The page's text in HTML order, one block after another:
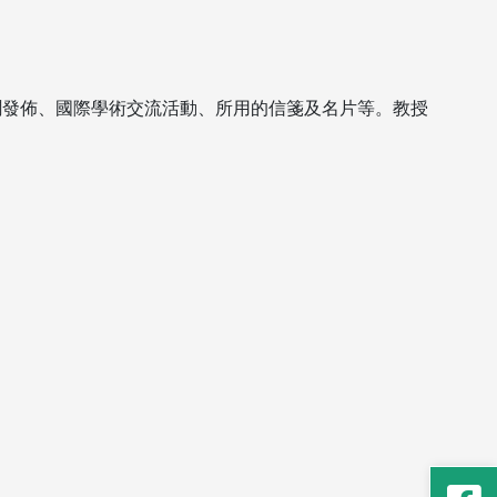
佈、國際學術交流活動、所用的信箋及名片等。教授